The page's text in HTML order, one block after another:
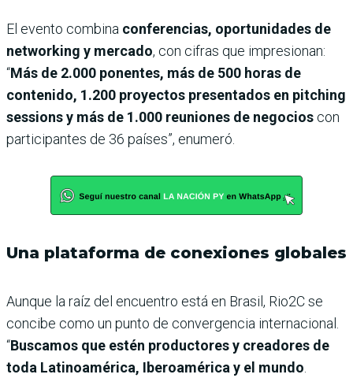
El evento combina conferencias, oportunidades de
networking y mercado, con cifras que impresionan:
“Más de 2.000 ponentes, más de 500 horas de
contenido, 1.200 proyectos presentados en pitching
sessions y más de 1.000 reuniones de negocios con
participantes de 36 países”, enumeró.
Una plataforma de conexiones globales
Aunque la raíz del encuentro está en Brasil, Rio2C se
concibe como un punto de convergencia internacional.
“Buscamos que estén productores y creadores de
toda Latinoamérica, Iberoamérica y el mundo